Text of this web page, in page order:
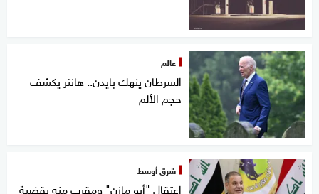
عالم
السرطان ينهك بايدن.. هانتر يكشف
حجم الألم
شرق أوسط
اعتقال "أبو مازن" ومقرب منه بقضية